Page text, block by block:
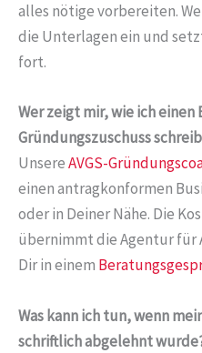
alles nötige vorbereiten.
die Unterlagen ein und
fort.
Wer zeigt mir, wie ich
Gründungszuschuss
UnsereAVGS-
einen antragkonformen
oder in Deiner Nähe. Die
übernimmt die Agentur für
Dir in einem
Was kann ich tun, wenn
schriftlich abgelehnt